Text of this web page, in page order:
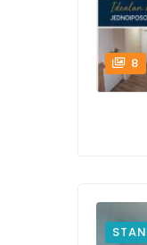
8
STAN